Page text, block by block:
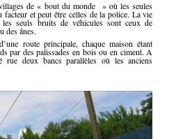
de « bout du monde » où les seules
et peut être celles de la police. La vie
seuls bruits de véhicules sont ceux de
des ânes.
route principale, chaque maison étant
par des palissades en bois ou en ciment. A
rue deux bancs parallèles où les anciens